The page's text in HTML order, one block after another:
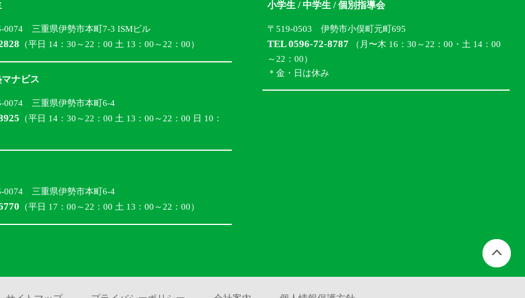
0074 三重県伊勢市本町7-3 ISMビル
（平日 14：30～22：00 土 13：00～22：00）
ナビス
0074 三重県伊勢市本町6-4
（平日 14：30～22：00 土 13：00～22：00 日 10：
0074 三重県伊勢市本町6-4
（平日 17：00～22：00 土 13：00～22：00）
小学生 / 中学生 / 個別指導会
〒519-0503 伊勢市小俣町元町695
TEL 0596-72-8787 （月〜木 16：30～22：00・土 14：00
～22：00）
＊金・日は休み